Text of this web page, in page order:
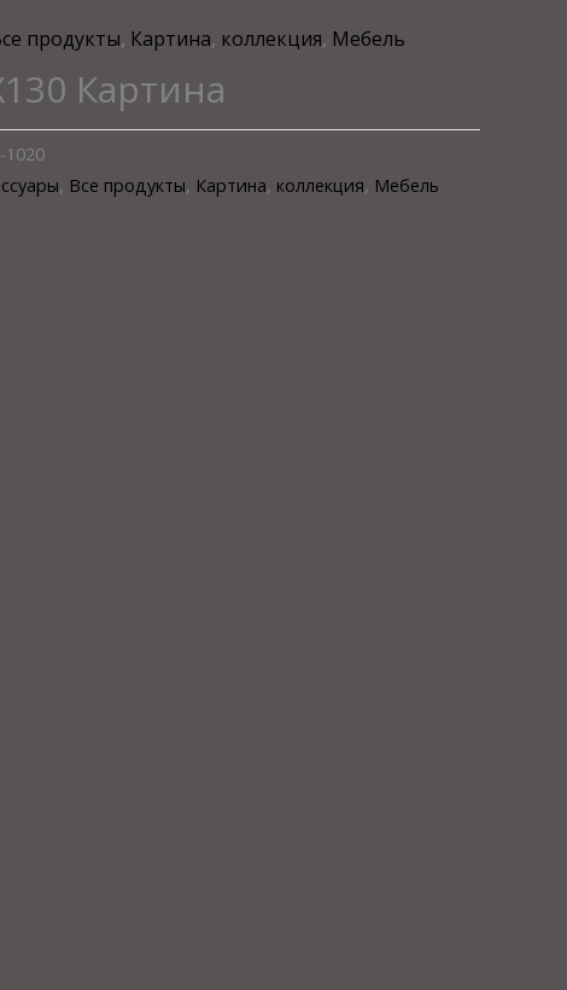
продукты, Картина, коллекция, Мебель
Картина
1020
, Все продукты, Картина, коллекция, Мебель